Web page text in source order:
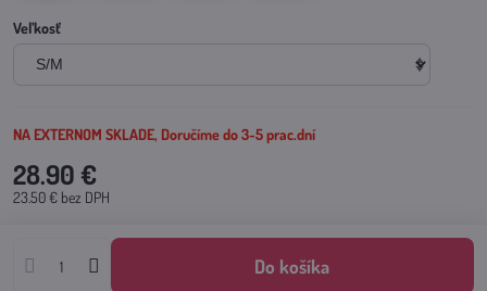
Veľkosť
NA EXTERNOM SKLADE, Doručíme do 3-5 prac.dní
28.90 €
23.50 € bez DPH
Do košíka